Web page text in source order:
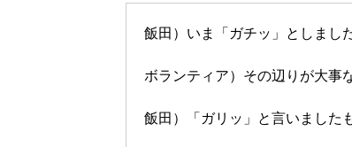
飯田）いま「ガチッ」としました
ボランティア）その辺りが大事
飯田）「ガリッ」と言いました